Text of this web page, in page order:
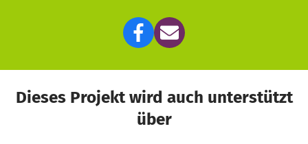
Dieses Projekt wird auch unterstützt
über